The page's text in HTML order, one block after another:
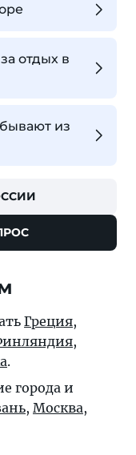
отдых в
из
Греция,
,
.
города и
, Москва,